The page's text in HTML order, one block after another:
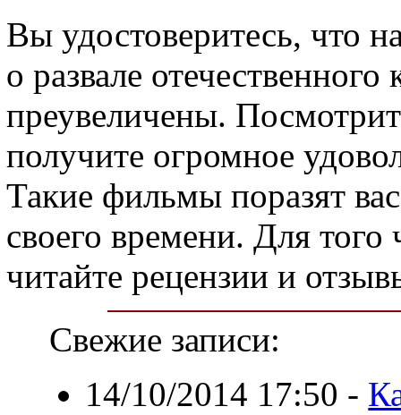
Вы удостоверитесь, что
о развале
преувеличены.
получите огромное
Такие фильмы поразят
своего времени. Для
читайте рецензии и
Свежие записи:
14/10/2014 17:50 -